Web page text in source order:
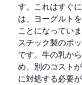
す。これはすぐ
は、ヨーグルト
ことになってい
スチック製のポ
です。牛の乳か
め、別のコスト
に対処する必要